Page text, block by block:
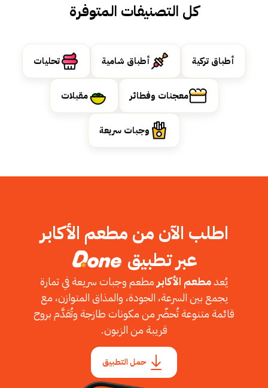
كل التصنيفات المتوفرة
أطباق تركية أطباق شامية تحليات
معجنات وفطائر مقبلات
وجبات سريعة
اطلب الآن من مطعم الأكابر
عبر تطبيق
يُعدمطعم الأكابر مطعم وجبات سريعة في تمارة
يجمع بين السرعة، الجودة، والمذاق المتوازن، مع
قائمة متنوعة تُحضّر من مكونات طازجة وتُقدَّم بروح
قريبة من الزبون.
حمل التطبيق